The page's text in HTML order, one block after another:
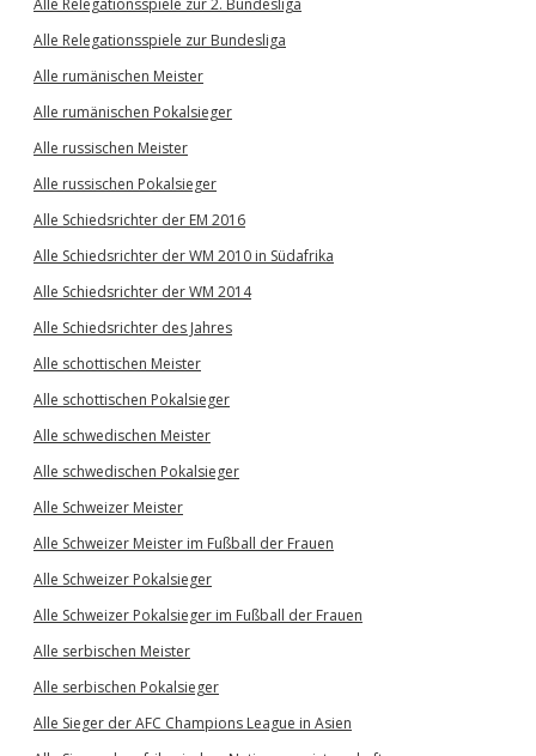
Alle Relegationsspiele zur 2. Bundesliga
Alle Relegationsspiele zur Bundesliga
Alle rumänischen Meister
Alle rumänischen Pokalsieger
Alle russischen Meister
Alle russischen Pokalsieger
Alle Schiedsrichter der EM 2016
Alle Schiedsrichter der WM 2010 in Südafrika
Alle Schiedsrichter der WM 2014
Alle Schiedsrichter des Jahres
Alle schottischen Meister
Alle schottischen Pokalsieger
Alle schwedischen Meister
Alle schwedischen Pokalsieger
Alle Schweizer Meister
Alle Schweizer Meister im Fußball der Frauen
Alle Schweizer Pokalsieger
Alle Schweizer Pokalsieger im Fußball der Frauen
Alle serbischen Meister
Alle serbischen Pokalsieger
Alle Sieger der AFC Champions League in Asien